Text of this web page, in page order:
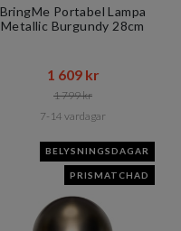
BringMe Portabel Lampa
Metallic Burgundy 28cm
1 609 kr​​
1 799 kr​​
7-14 vardagar
BELYSNINGSDAGAR
PRISMATCHAD